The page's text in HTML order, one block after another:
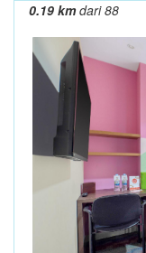
0.19 kmdari 88